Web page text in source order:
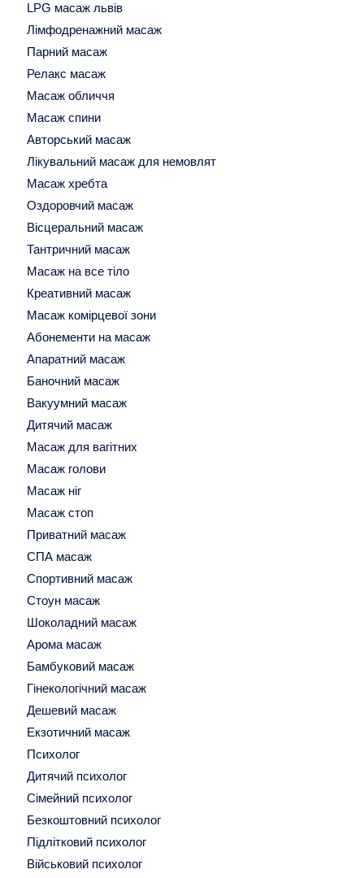
LPG масаж львів
Лімфодренажний масаж
Парний масаж
Релакс масаж
Масаж обличчя
Масаж спини
Авторський масаж
Лікувальний масаж для немовлят
Масаж хребта
Оздоровчий масаж
Вісцеральний масаж
Тантричний масаж
Масаж на все тіло
Креативний масаж
Масаж комірцевої зони
Абонементи на масаж
Апаратний масаж
Баночний масаж
Вакуумний масаж
Дитячий масаж
Масаж для вагітних
Масаж голови
Масаж ніг
Масаж стоп
Приватний масаж
СПА масаж
Спортивний масаж
Стоун масаж
Шоколадний масаж
Арома масаж
Бамбуковий масаж
Гінекологічний масаж
Дешевий масаж
Екзотичний масаж
Психолог
Дитячий психолог
Сімейний психолог
Безкоштовний психолог
Підлітковий психолог
Військовий психолог